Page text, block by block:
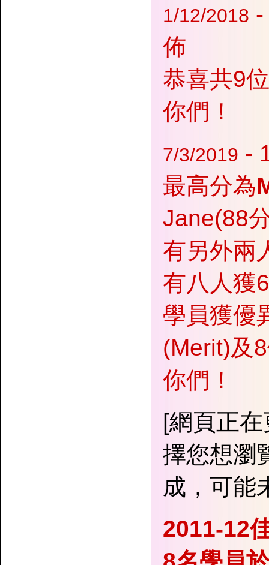
1/12/2018 -
佈
恭喜共9
你們！
7/3/2019 -
最高分為
Jane(88
有另外兩
有八人獲
學員獲優
(Merit)及
你們！
[網頁正
擇您想瀏
成，可能
2011-12